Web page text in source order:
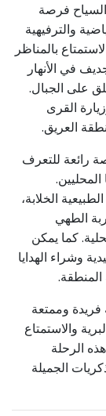
فرصة
والترفيهية
بالمناظر
في الأنهار
على الجبال.
القرى
العريق.
رائعة للتعرف
الخلابة،
الطهي
كما يمكن
وشراء الهدايا
المنطقة.
فريدة وممتعة
والاستمتاع
الرحلة
الجميلة